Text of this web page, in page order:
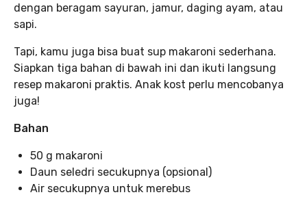
dengan beragam sayuran, jamur, daging ayam, atau
sapi.
Tapi, kamu juga bisa buat sup makaroni sederhana.
Siapkan tiga bahan di bawah ini dan ikuti langsung
resep makaroni praktis. Anak kost perlu mencobanya
juga!
Bahan
50 g makaroni
Daun seledri secukupnya (opsional)
Air secukupnya untuk merebus